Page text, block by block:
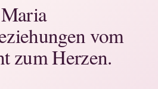
vom
zum Herzen.